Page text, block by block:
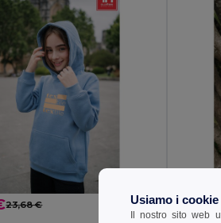
23,68 € -38% 4,94
Usiamo i cookie
Il nostro sito web